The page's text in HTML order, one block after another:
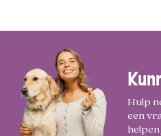
Hulp
een